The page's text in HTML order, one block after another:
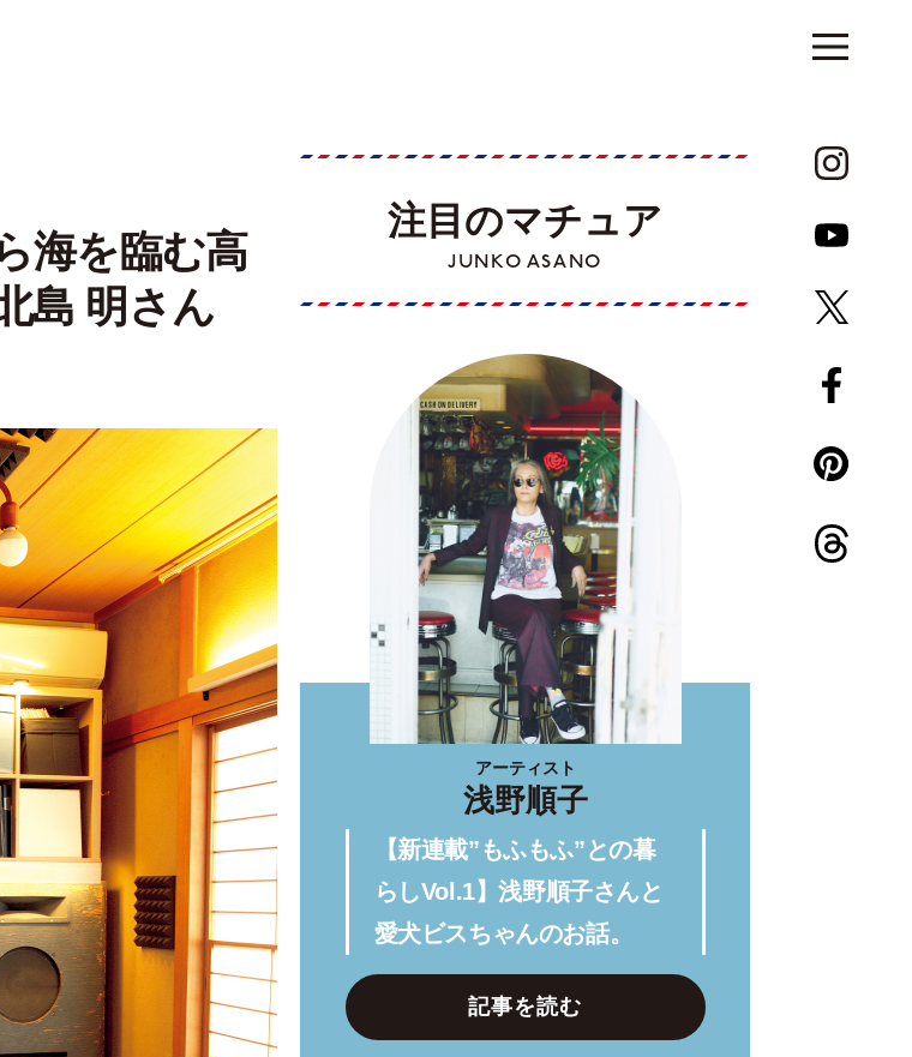
海を臨む高
島 明さん
注目のマチュア
JUNKO ASANO
アーティスト
浅野順子
【新連載”もふもふ”との暮
らしVol.1】浅野順子さんと
愛犬ビスちゃんのお話。
記事を読む